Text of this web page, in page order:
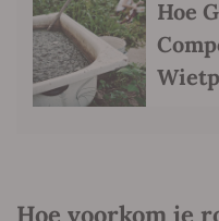
Hoe
Hoe voorkom je